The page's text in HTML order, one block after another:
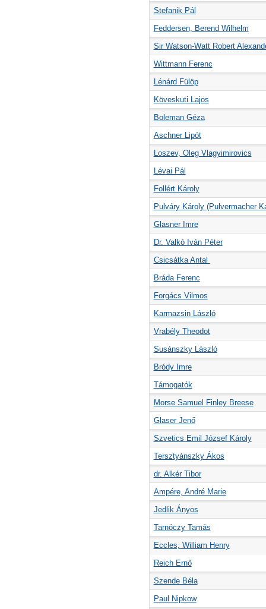
Stefanik Pál
Feddersen, Berend Wilhelm
Sir Watson-Watt Robert
Wittmann Ferenc
Lénárd Fülöp
Köveskuti Lajos
Boleman Géza
Aschner Lipót
Loszev, Oleg Vlagyimirovics
Lévai Pál
Follért Károly
Pulváry Károly (Pulvermacher
Glasner Imre
Dr. Valkó Iván Péter
Csicsátka Antal
Bráda Ferenc
Forgács Vilmos
Karmazsin László
Vrabély Theodot
Susánszky László
Bródy Imre
Támogatók
Morse Samuel Finley Breese
Glaser Jenő
Szvetics Emil József Károly
Tersztyánszky Ákos
dr. Alkér Tibor
Ampére, André Marie
Jedlik Ányos
Tarnóczy Tamás
Eccles, William Henry
Reich Ernő
Szende Béla
Paul Nipkow